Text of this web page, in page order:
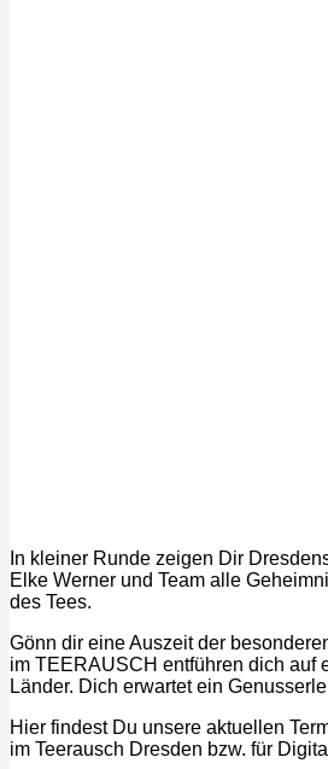
In kleiner Runde zeigen Dir
Elke Werner und Team alle
des Tees.
Gönn dir eine Auszeit der
im TEERAUSCH entführen dich auf
Länder. Dich erwartet ein
Hier findest Du unsere aktuellen
im Teerausch Dresden bzw. für